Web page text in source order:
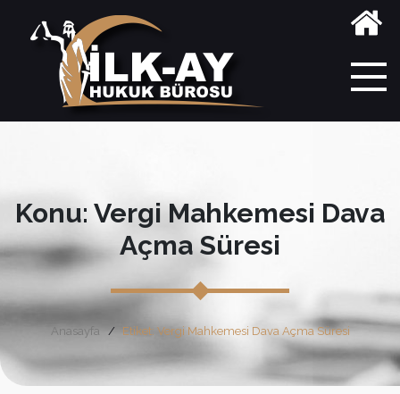
Konu: Vergi Mahkemesi Dava
Açma Süresi
Anasayfa Etiket: Vergi Mahkemesi Dava Açma Süresi